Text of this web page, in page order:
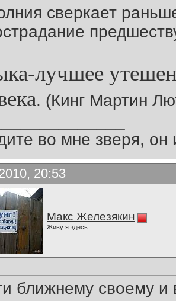
сверкает
лучшее
. (Кинг Мартин
во мне зверя, он
20:53
Макс Железякин
Живу я здесь
ближнему своему и